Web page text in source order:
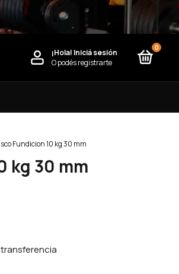
¡Hola! Iniciá sesión
O podés registrarte
0
Fundicion 10 kg 30 mm
kg 30 mm